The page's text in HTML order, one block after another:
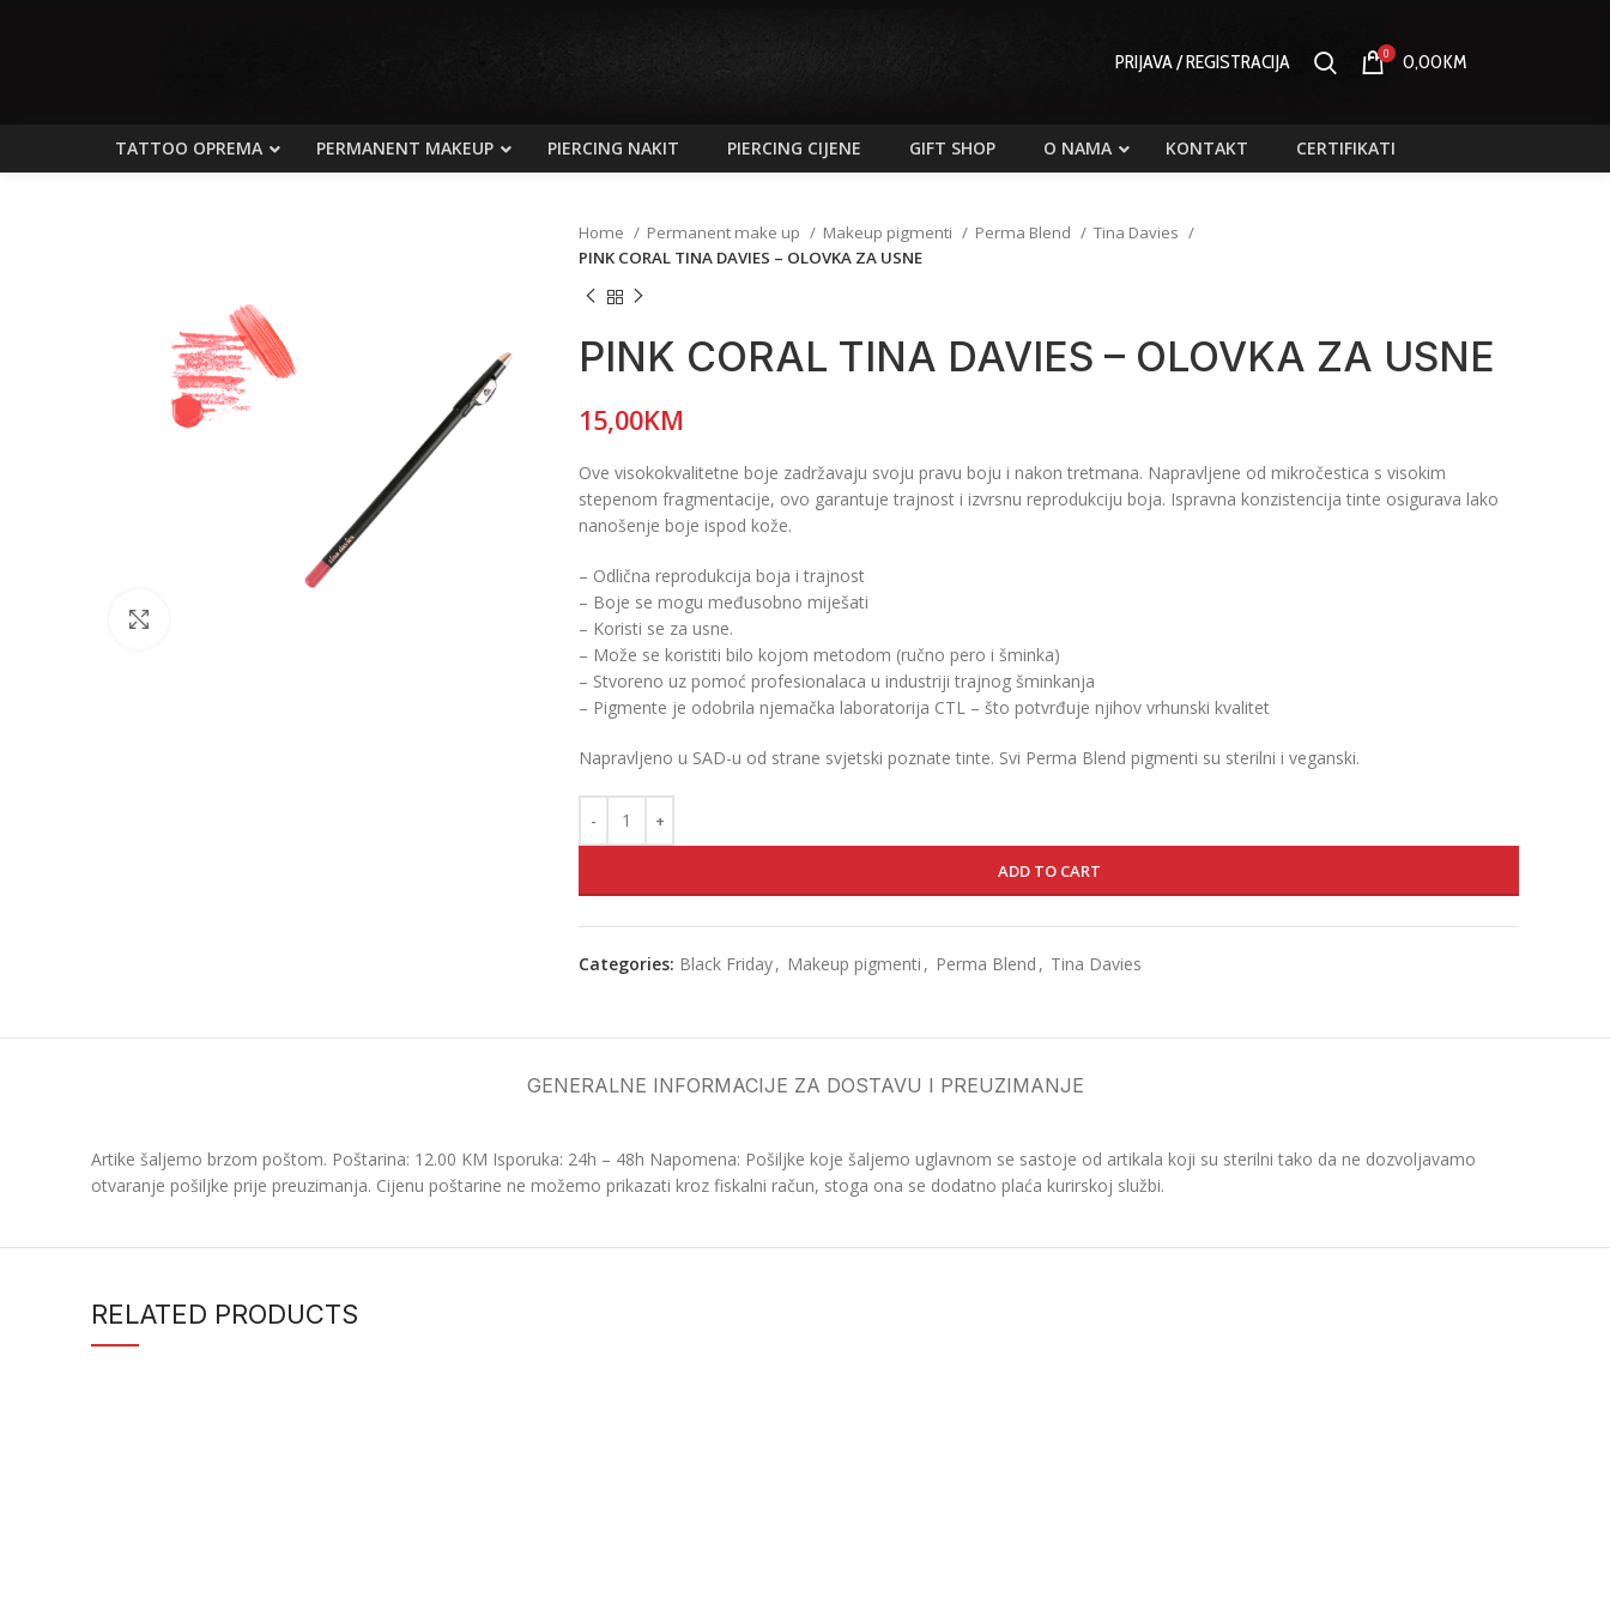
PRIJAVA / REGISTRACIJA 0 0,00KM
TATTOO OPREMA PERMANENT MAKEUP PIERCING NAKIT PIERCING CIJENE GIFT SHOP O NAMA KONTAKT CERTIFIKATI
Home Permanent make up Makeup pigmenti Perma Blend
Tina Davies
PINK CORAL TINA DAVIES – OLOVKA ZA USNE
PINK CORAL TINA DAVIES – OLOVKA ZA USNE
15,00KM
Ove visokokvalitetne boje zadržavaju svoju pravu boju i nakon tretmana. Napravljene od mikročestica s visokim
stepenom fragmentacije, ovo garantuje trajnost i izvrsnu reprodukciju boja. Ispravna konzistencija tinte osigurava lako
nanošenje boje ispod kože.
– Odlična reprodukcija boja i trajnost
– Boje se mogu međusobno miješati
– Koristi se za usne.
– Može se koristiti bilo kojom metodom (ručno pero i šminka)
– Stvoreno uz pomoć profesionalaca u industriji trajnog šminkanja
– Pigmente je odobrila njemačka laboratorija CTL – što potvrđuje njihov vrhunski kvalitet
Napravljeno u SAD-u od strane svjetski poznate tinte. Svi Perma Blend pigmenti su sterilni i veganski.
ADD TO CART
Categories: Black Friday, Makeup pigmenti , Perma Blend , Tina Davies
GENERALNE INFORMACIJE ZA DOSTAVU I PREUZIMANJE
Artike šaljemo brzom poštom. Poštarina: 12.00 KM Isporuka: 24h – 48h Napomena: Pošiljke koje šaljemo uglavnom se sastoje od artikala koji su sterilni tako da ne dozvoljavamo
otvaranje pošiljke prije preuzimanja. Cijenu poštarine ne možemo prikazati kroz fiskalni račun, stoga ona se dodatno plaća kurirskoj službi.
RELATED PRODUCTS